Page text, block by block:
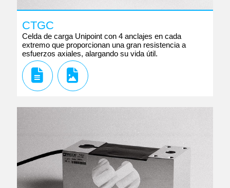
CTGC
Celda de carga Unipoint con 4 anclajes en cada
extremo que proporcionan una gran resistencia a
esfuerzos axiales, alargando su vida útil.